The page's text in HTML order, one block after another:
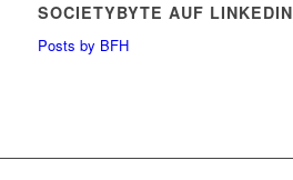
SOCIETYBYTE AUF LINKEDIN
Posts by BFH